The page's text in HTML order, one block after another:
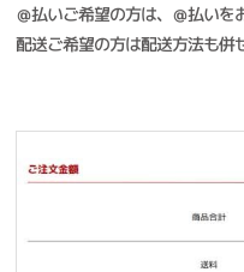
＠払いご希望の方は、＠払いを
配送ご希望の方は配送方法も併